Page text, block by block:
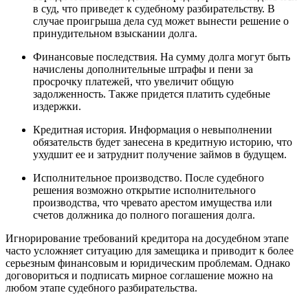
в суд, что приведет к судебному разбирательству. В
случае проигрыша дела суд может вынести решение о
принудительном взыскании долга.
Финансовые последствия. На сумму долга могут быть
начислены дополнительные штрафы и пени за
просрочку платежей, что увеличит общую
задолженность. Также придется платить судебные
издержки.
Кредитная история. Информация о невыполнении
обязательств будет занесена в кредитную историю, что
ухудшит ее и затруднит получение займов в будущем.
Исполнительное производство. После судебного
решения возможно открытие исполнительного
производства, что чревато арестом имущества или
счетов должника до полного погашения долга.
Игнорирование требований кредитора на досудебном этапе
часто усложняет ситуацию для замещика и приводит к более
серьезным финансовым и юридическим проблемам. Однако
договориться и подписать мирное соглашение можно на
любом этапе судебного разбирательства.